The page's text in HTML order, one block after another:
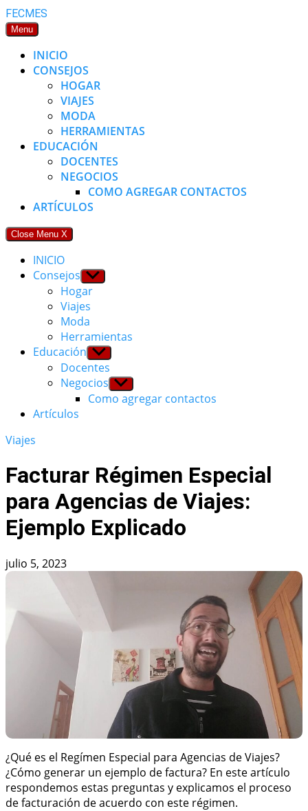
Skip
to
FECMES
Menu
INICIO
CONSEJOS
HOGAR
VIAJES
MODA
HERRAMIENTAS
EDUCACIÓN
DOCENTES
NEGOCIOS
COMO AGREGAR CONTACTOS
ARTÍCULOS
Close Menu X
INICIO
Consejos Show
sub
menu
Hogar
Viajes
Moda
Herramientas
Educación Show
sub
menu
Docentes
Negocios Show
sub
menu
Como agregar contactos
Artículos
Viajes
Facturar Régimen Especial
para Agencias de Viajes:
Ejemplo Explicado
julio 5, 2023
¿Qué es el Regímen Especial para Agencias de Viajes?
¿Cómo generar un ejemplo de factura? En este artículo
respondemos estas preguntas y explicamos el proceso
de facturación de acuerdo con este régimen.